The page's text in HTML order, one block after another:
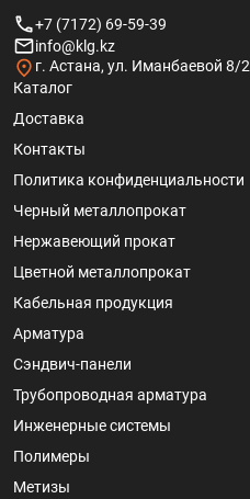
+7 (7172) 69-59-39
info@klg.kz
г. Астана, ул. Иманбаевой 8/2
Каталог
Доставка
Контакты
Политика конфиденциальности
Черный металлопрокат
Нержавеющий прокат
Цветной металлопрокат
Кабельная продукция
Арматура
Сэндвич-панели
Трубопроводная арматура
Инженерные системы
Полимеры
Метизы